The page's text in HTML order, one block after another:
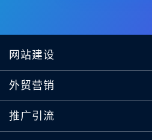
网站建设
外贸营销
推广引流